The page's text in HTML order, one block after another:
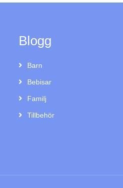
Blogg
Barn
Bebisar
Familj
Tillbehör